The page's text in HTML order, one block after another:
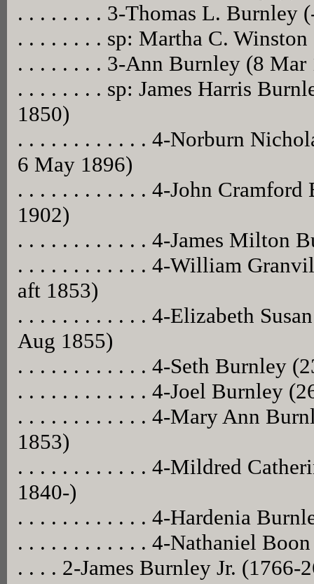
. . . . . . . . 3-Thomas L. Burnley
. . . . . . . . sp: Martha C. Winston
. . . . . . . . 3-Ann Burnley (8 Mar
. . . . . . . . sp: James Harris
1850)
. . . . . . . . . . . . 4-Norburn
6 May 1896)
. . . . . . . . . . . . 4-John
1902)
. . . . . . . . . . . . 4-James Milton
. . . . . . . . . . . . 4-William
aft 1853)
. . . . . . . . . . . . 4-Elizabeth
Aug 1855)
. . . . . . . . . . . . 4-Seth Burnley
. . . . . . . . . . . . 4-Joel Burnley
. . . . . . . . . . . . 4-Mary Ann
1853)
. . . . . . . . . . . . 4-Mildred
1840-)
. . . . . . . . . . . . 4-Hardenia
. . . . . . . . . . . . 4-Nathaniel
. . . . 2-James Burnley Jr. (1766-